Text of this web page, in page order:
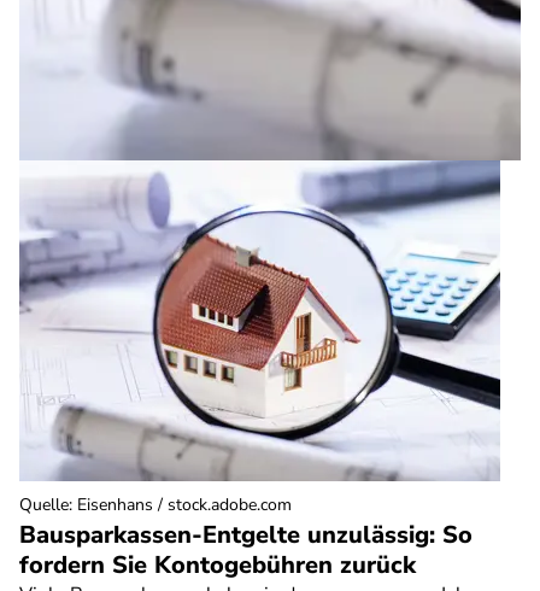
Bausparkassen-Entgelte unzulässig: So
fordern Sie Kontogebühren zurück
Quelle: Eisenhans / stock.adobe.com